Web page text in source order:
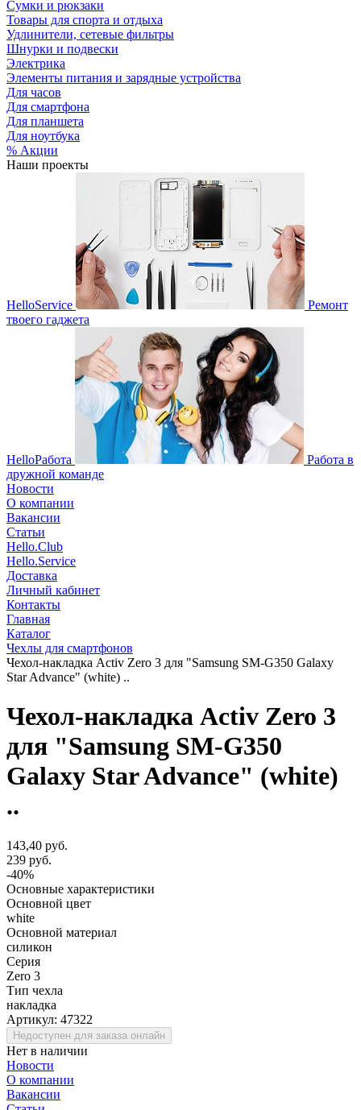
Сумки и рюкзаки
Товары для спорта и отдыха
Удлинители, сетевые фильтры
Шнурки и подвески
Электрика
Элементы питания и зарядные устройства
Для часов
Для смартфона
Для планшета
Для ноутбука
% Акции
Наши проекты
HelloService
Ремонт
твоего гаджета
HelloРабота
Работа в
дружной команде
Новости
О компании
Вакансии
Статьи
Hello.Club
Hello.Service
Доставка
Личный кабинет
Контакты
Главная
Каталог
Чехлы для смартфонов
Чехол-накладка Activ Zero 3 для "Samsung SM-G350 Galaxy
Star Advance" (white) ..
Чехол-накладка Activ Zero 3
для "Samsung SM-G350
Galaxy Star Advance" (white)
..
143,40 руб.
239 руб.
-40%
Основные характеристики
Основной цвет
white
Основной материал
силикон
Серия
Zero 3
Тип чехла
накладка
Артикул: 47322
Недоступен для заказа онлайн
Нет в наличии
Новости
О компании
Вакансии